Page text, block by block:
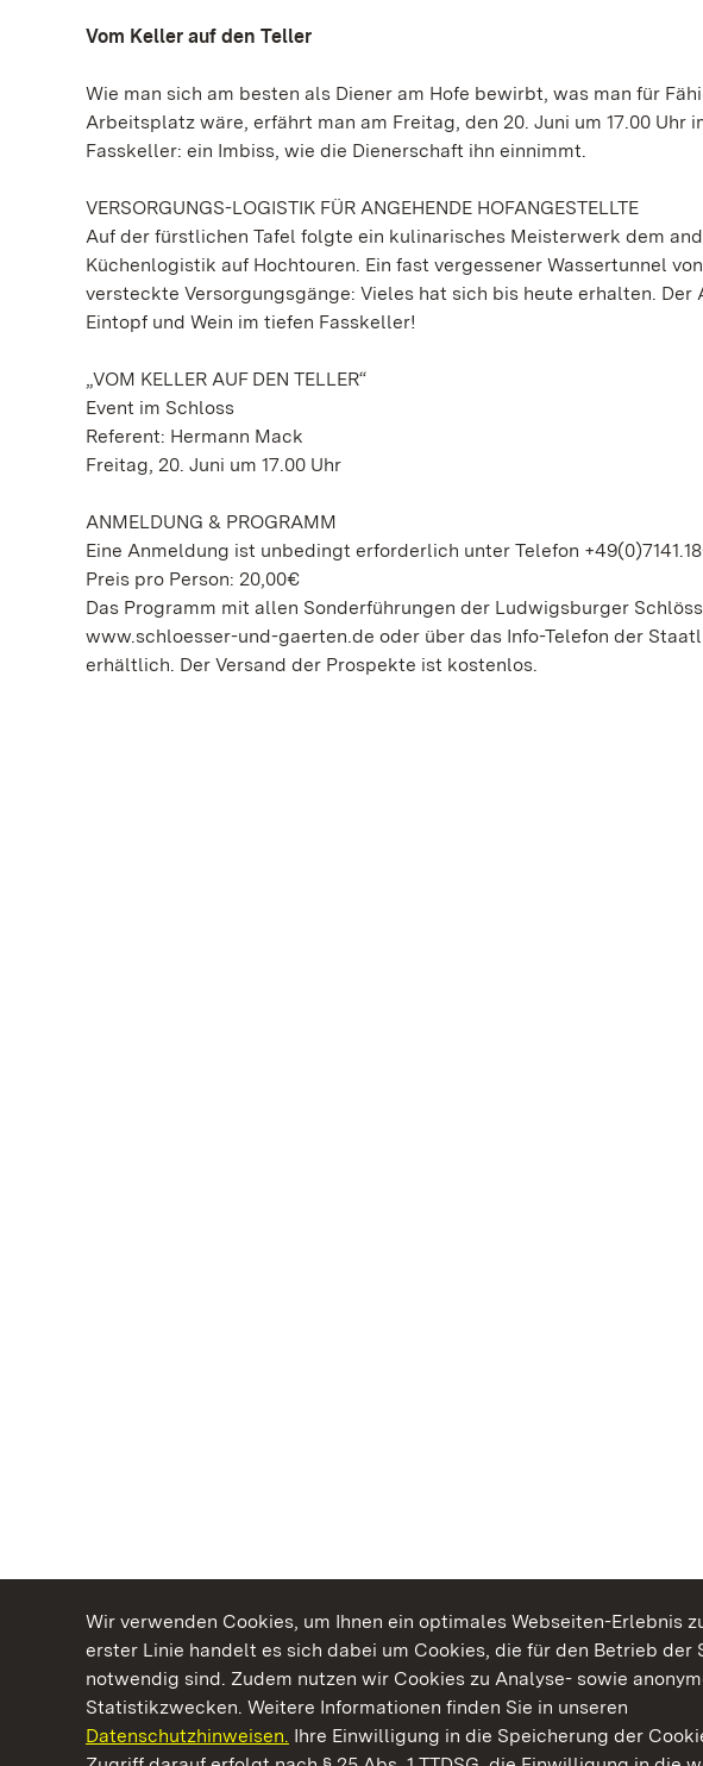
Wir verwenden Cookies, um Ihnen ein optimales Webseiten-Erlebnis
erster Linie handelt es sich dabei um Cookies, die für den Betrieb der
notwendig sind. Zudem nutzen wir Cookies zu Analyse- sowie
Statistikzwecken. Weitere Informationen finden Sie in unseren
Datenschutzhinweisen. Ihre Einwilligung in die Speicherung der
Vom Keller auf den Teller
Wie man sich am besten als Diener am Hofe bewirbt, was man für
Arbeitsplatz wäre, erfährt man am Freitag, den 20. Juni um 17.00 Uhr
Fasskeller: ein Imbiss, wie die Dienerschaft ihn einnimmt.
VERSORGUNGS-LOGISTIK FÜR ANGEHENDE HOFANGESTELLTE
Auf der fürstlichen Tafel folgte ein kulinarisches Meisterwerk dem
Küchenlogistik auf Hochtouren. Ein fast vergessener Wassertunnel
versteckte Versorgungsgänge: Vieles hat sich bis heute erhalten.
Eintopf und Wein im tiefen Fasskeller!
„VOM KELLER AUF DEN TELLER“
Event im Schloss
Referent: Hermann Mack
Freitag, 20. Juni um 17.00 Uhr
ANMELDUNG & PROGRAMM
Eine Anmeldung ist unbedingt erforderlich unter Telefon
Preis pro Person: 20,00€
Das Programm mit allen Sonderführungen der Ludwigsburger
www.schloesser-und-gaerten.de oder über das Info-Telefon der
erhältlich. Der Versand der Prospekte ist kostenlos.